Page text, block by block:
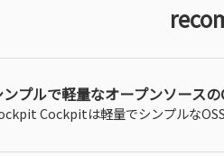
プルで軽量なオープンソースの
Cockpitは軽量でシンプルな